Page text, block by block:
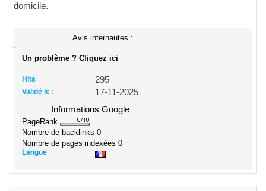
domicile.
Avis internautes :
Un problème ? Cliquez ici
Hits 295
Validé le :
17-11-2025
Informations Google
PageRank
Nombre de backlinks 0
Nombre de pages indexées 0
Langue